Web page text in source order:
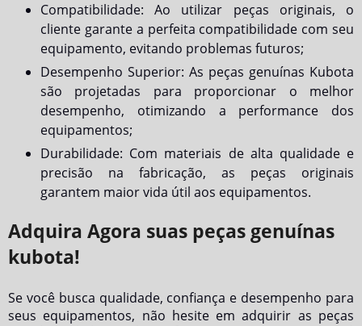
Compatibilidade: Ao utilizar peças originais, o
cliente garante a perfeita compatibilidade com seu
equipamento, evitando problemas futuros;
Desempenho Superior: As peças genuínas Kubota
são projetadas para proporcionar o melhor
desempenho, otimizando a performance dos
equipamentos;
Durabilidade: Com materiais de alta qualidade e
precisão na fabricação, as peças originais
garantem maior vida útil aos equipamentos.
Adquira Agora suas peças genuínas
kubota!
Se você busca qualidade, confiança e desempenho para
seus equipamentos, não hesite em adquirir as peças